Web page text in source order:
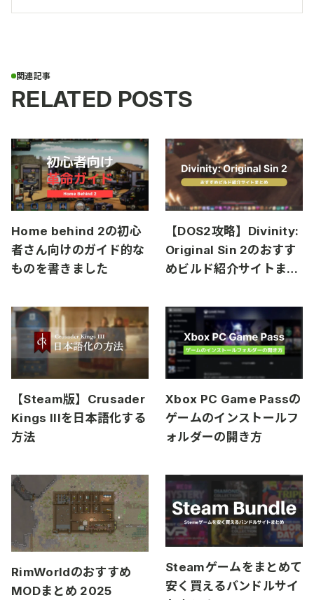
RELATED POSTS
Home behind 2の初心
者さん向けのガイド的な
ものを書きました
【DOS2攻略】Divinity:
Original Sin 2のおすす
めビルド紹介サイトまと
【Steam版】Crusader
Kings IIIを日本語化する
方法
Xbox PC Game Passの
ゲームのインストールフ
ォルダーの開き方
RimWorldのおすすめ
MODまとめ 2025
Steamゲームをまとめて
安く買えるバンドルサイ